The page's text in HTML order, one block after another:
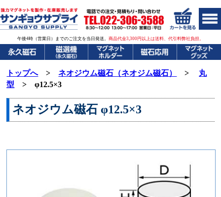
午後4時（営業日）までのご注文を当日発送。 商品代金3,300円以上は送料、代引料弊社負担。
トップへ>ネオジウム磁石（ネオジム磁石） > 丸
型 > φ12.5×3
ネオジウム磁石 φ12.5×3